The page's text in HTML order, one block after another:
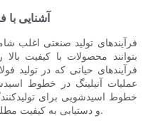
- آشنایی
فرآیندهای تولید صنعتی اغلب
بتوانند محصولات با کیفیت
فرآیندهای حیاتی که در
عملیات آنیلینگ در خطوط
خطوط اسیدشویی برای
و دستیابی به کیفیت مطلوب محصولات نهایی بسیار مهم است.